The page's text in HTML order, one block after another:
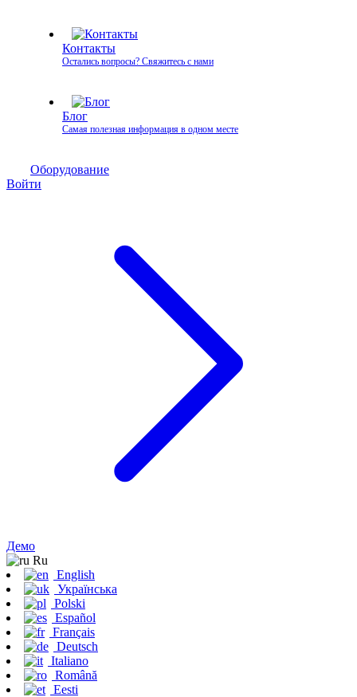
Контакты
Остались вопросы? Свяжитесь с нами
Блог
Самая полезная информация в одном месте
Оборудование
Войти
Демо
Ru
English
Українська
Polski
Español
Français
Deutsch
Italiano
Română
Eesti